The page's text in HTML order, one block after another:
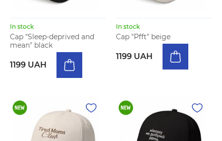
In stock
Cap "Sleep-deprived and
mean" black
1199 UAH
In stock
Cap "Pfft" beige
1199 UAH